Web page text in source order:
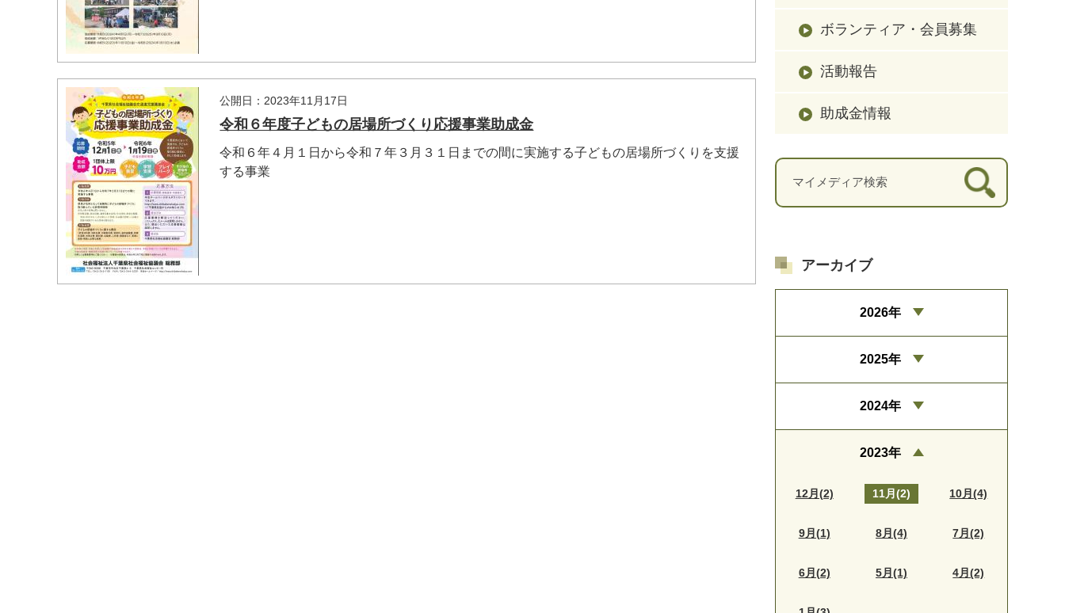
公開日：2023年11月17日
令和６年度子どもの居場所づくり応援事業助成金
令和６年４月１日から令和７年３月３１日までの間に実施する子どもの居場所づくりを支援
する事業
ボランティア・会員募集
活動報告
助成金情報
マイメディア検索
アーカイブ
2026年
2025年
2024年
2023年
12月(2) 11月(2) 10月(4)
9月(1) 8月(4) 7月(2)
6月(2) 5月(1) 4月(2)